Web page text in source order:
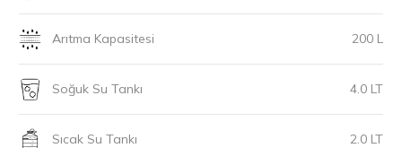
Arıtma Kapasitesi 200 L
Soğuk Su Tankı 4.0 LT
Sıcak Su Tankı 2.0 LT